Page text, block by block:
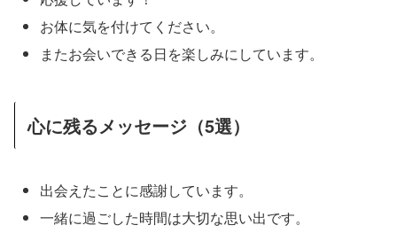
お体に気を付けてください。
またお会いできる日を楽しみにしています。
心に残るメッセージ（5選）
出会えたことに感謝しています。
一緒に過ごした時間は大切な思い出です。